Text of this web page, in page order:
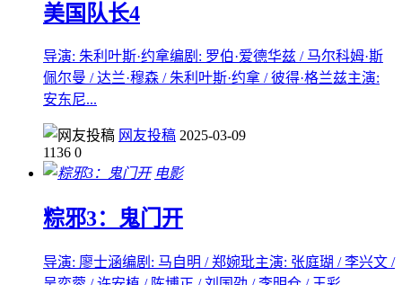
美国队长4
导演: 朱利叶斯·约拿编剧: 罗伯·爱德华兹 / 马尔科姆·斯
佩尔曼 / 达兰·穆森 / 朱利叶斯·约拿 / 彼得·格兰兹主演:
安东尼...
网友投稿 2025-03-09
1136 0
电影
粽邪3：鬼门开
导演: 廖士涵编剧: 马自明 / 郑婉玭主演: 张庭瑚 / 李兴文 /